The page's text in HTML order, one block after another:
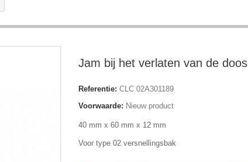
Jam bij het verlaten van de doos
Referentie: CLC 02A301189
Voorwaarde: Nieuw product
40 mm x 60 mm x 12 mm
Voor type 02 versnellingsbak